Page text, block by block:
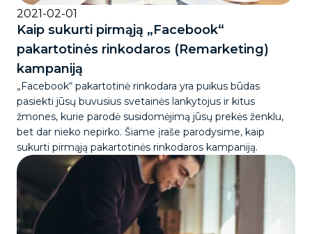
2021-02-01
Kaip sukurti pirmąją „Facebook“
pakartotinės rinkodaros (Remarketing)
kampaniją
„Facebook“ pakartotinė rinkodara yra puikus būdas
pasiekti jūsų buvusius svetainės lankytojus ir kitus
žmones, kurie parodė susidomėjimą jūsų prekės ženklu,
bet dar nieko nepirko. Šiame įraše parodysime, kaip
sukurti pirmąją pakartotinės rinkodaros kampaniją.